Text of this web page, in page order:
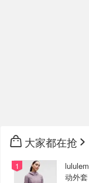
大家都在抢
动外套